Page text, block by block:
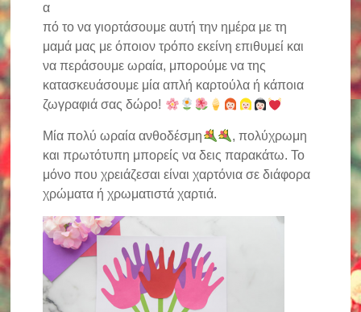
α
πό το να γιορτάσουμε αυτή την ημέρα με τη
μαμά μας με όποιον τρόπο εκείνη επιθυμεί και
να περάσουμε ωραία, μπορούμε να της
κατασκευάσουμε μία απλή καρτούλα ή κάποια
ζωγραφιά σας δώρο!
Μία πολύ ωραία ανθοδέσμη
, πολύχρωμη
και πρωτότυπη μπορείς να δεις παρακάτω. Το
μόνο που χρειάζεσαι είναι χαρτόνια σε διάφορα
χρώματα ή χρωματιστά χαρτιά.